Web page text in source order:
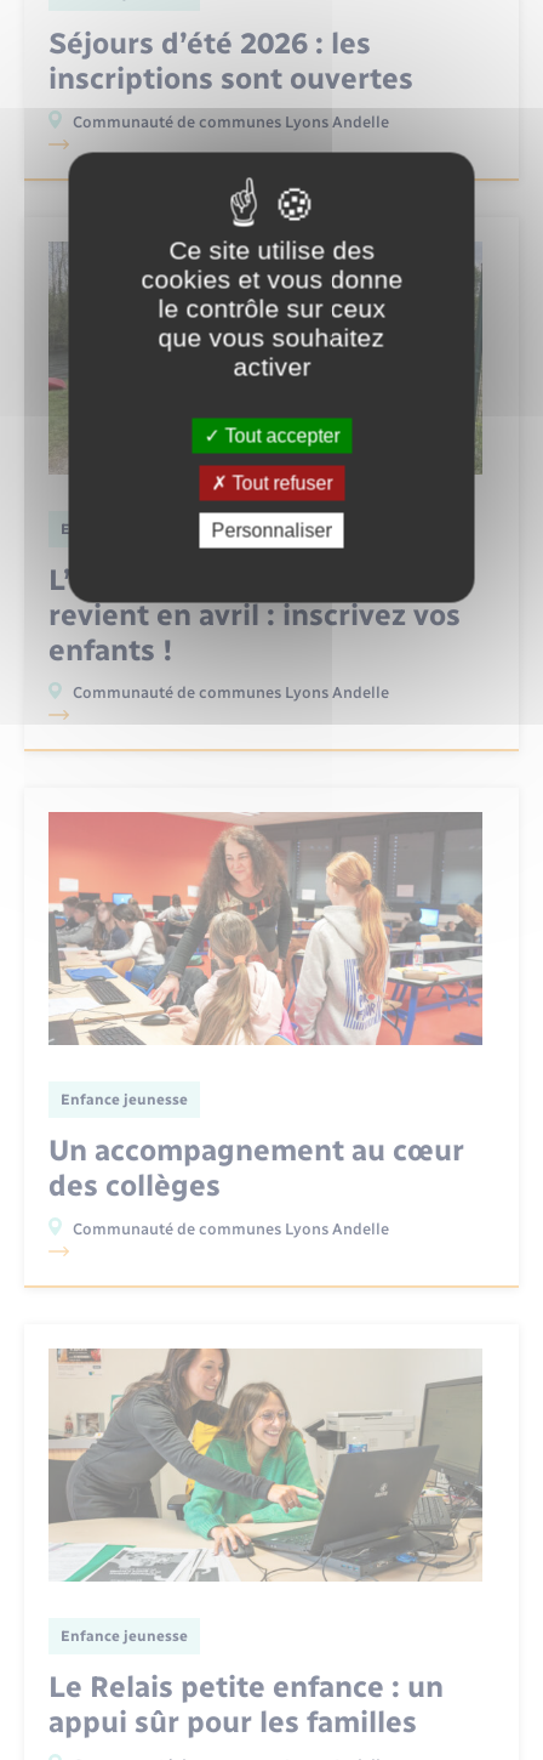
Séjours d’été 2026 : les
inscriptions sont ouvertes
Communauté de communes Lyons Andelle
Enfance jeunesse
L’expédition Lyons Andelle
revient en avril : inscrivez vos
enfants !
Communauté de communes Lyons Andelle
Enfance jeunesse
Un accompagnement au cœur
des collèges
Communauté de communes Lyons Andelle
Enfance jeunesse
Le Relais petite enfance : un
appui sûr pour les familles
Ce site utilise des
cookies et vous donne
le contrôle sur ceux
que vous souhaitez
activer
Tout accepter
Tout refuser
Personnaliser